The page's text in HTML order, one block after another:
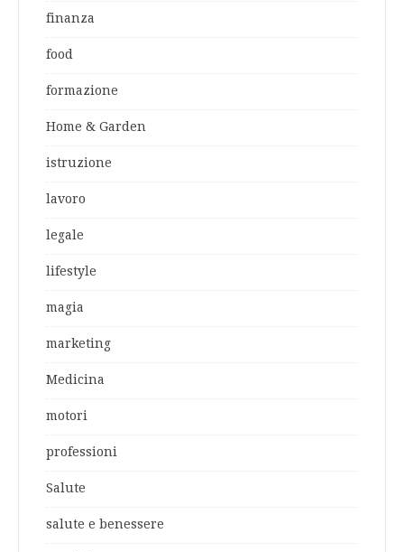
finanza
food
formazione
Home & Garden
istruzione
lavoro
legale
lifestyle
magia
marketing
Medicina
motori
professioni
Salute
salute e benessere